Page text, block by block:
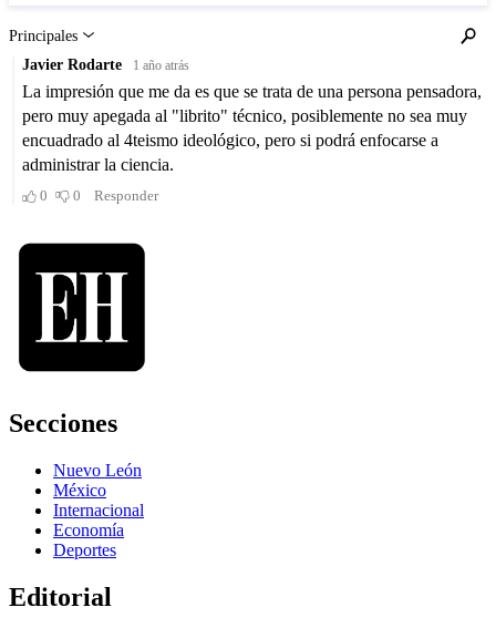
Secciones
Nuevo León
México
Internacional
Economía
Deportes
Editorial